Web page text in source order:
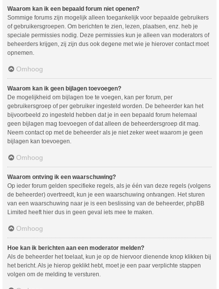
Waarom kan ik een bepaald forum niet openen?
Sommige forums zijn mogelijk alleen toegankelijk voor bepaalde gebruikers
of gebruikersgroepen. Om berichten te zien, lezen, plaatsen, enz. heb je
speciale permissies nodig. Deze permissies kun je alleen van moderators of
beheerders krijgen, zij zijn dus ook degene met wie je hierover contact moet
opnemen.
Omhoog
Waarom kan ik geen bijlagen toevoegen?
De mogelijkheid om bijlagen toe te voegen, kan per forum, per
gebruikersgroep of per gebruiker ingesteld worden. De beheerder kan het
bijvoorbeeld zo ingesteld hebben dat je in een bepaald forum helemaal
geen bijlagen mag toevoegen of dat alleen de beheerdersgroep dit mag.
Neem contact op met de beheerder als je niet zeker weet waarom je geen
bijlagen kan toevoegen.
Omhoog
Waarom ontving ik een waarschuwing?
Op ieder forum gelden specifieke regels, als je één van deze regels (volgens
de beheerder) overtreedt, kun je een waarschuwing ontvangen. Het sturen
van een waarschuwing naar je is een beslissing van de beheerder, phpBB
Limited heeft hier dus in geen geval iets mee te maken.
Omhoog
Hoe kan ik berichten aan een moderator melden?
Als de beheerder het toelaat, kun je op de hiervoor dienende knop klikken bij
het bericht. Als je hierop geklikt hebt, moet je een paar verplichte stappen
volgen om de melding te versturen.